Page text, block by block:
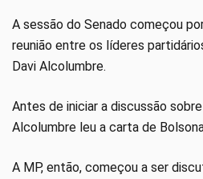
A sessão do Senado começou
reunião entre os líderes
Davi Alcolumbre.
Antes de iniciar a discussão
Alcolumbre leu a carta de
A MP, então, começou a ser